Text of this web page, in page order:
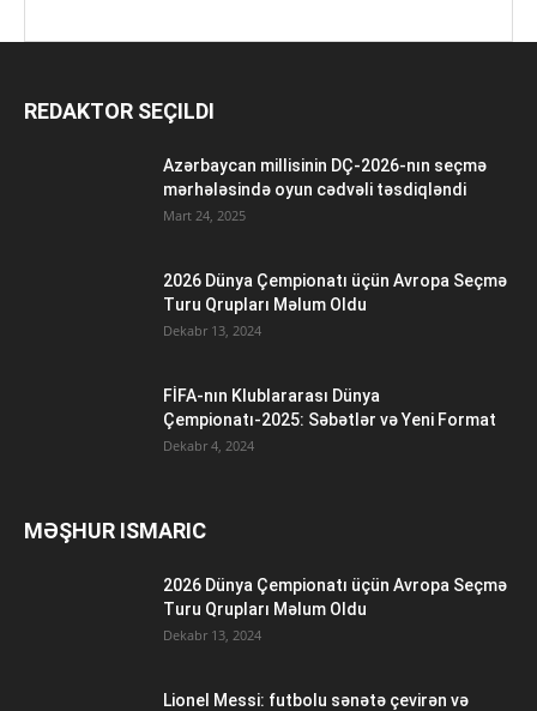
REDAKTOR SEÇILDI
Azərbaycan millisinin DÇ-2026-nın seçmə
mərhələsində oyun cədvəli təsdiqləndi
Mart 24, 2025
2026 Dünya Çempionatı üçün Avropa Seçmə
Turu Qrupları Məlum Oldu
Dekabr 13, 2024
FİFA-nın Klublararası Dünya
Çempionatı-2025: Səbətlər və Yeni Format
Dekabr 4, 2024
MƏŞHUR ISMARIC
2026 Dünya Çempionatı üçün Avropa Seçmə
Turu Qrupları Məlum Oldu
Dekabr 13, 2024
Lionel Messi: futbolu sənətə çevirən və